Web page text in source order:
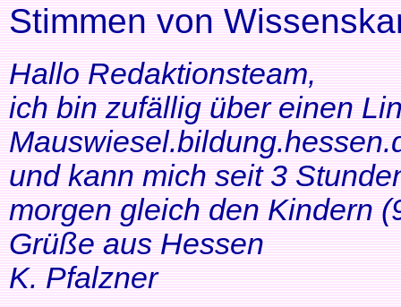
Stimmen von
Hallo Redaktionsteam,
ich bin zufällig über einen
und kann mich seit 3
morgen gleich den Kindern
Grüße aus Hessen
K. Pfalzner